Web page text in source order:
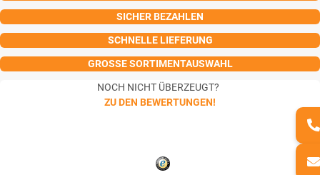
SICHER BEZAHLEN
SCHNELLE LIEFERUNG
GROSSE SORTIMENTAUSWAHL
NOCH NICHT ÜBERZEUGT?
ZU DEN BEWERTUNGEN!